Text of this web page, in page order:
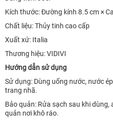
Kích thước: Đường kính 8.5 cm ×
Chất liệu: Thủy tinh cao cấp
Xuất xứ: Italia
Thương hiệu: VIDIVI
Hướng dẫn sử dụng
Sử dụng: Dùng uống nước, nước
trang nhã.
Bảo quản: Rửa sạch sau khi
quản nơi khô ráo.